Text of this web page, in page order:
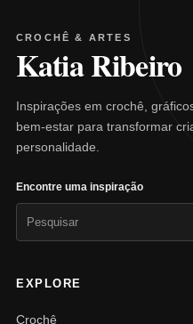
CROCHÊ & ARTES
Katia Ribeiro
Inspirações em crochê,
bem-estar para transformar
personalidade.
Encontre uma inspiração
EXPLORE
Crochê